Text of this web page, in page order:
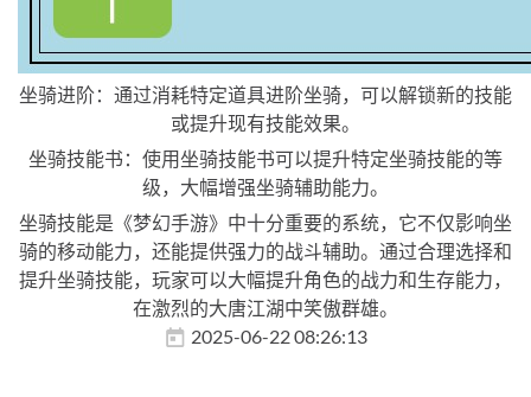
坐骑进阶：通过消耗特定道具进阶坐骑，可以解锁新的技能
或提升现有技能效果。
坐骑技能书：使用坐骑技能书可以提升特定坐骑技能的等
级，大幅增强坐骑辅助能力。
坐骑技能是《梦幻手游》中十分重要的系统，它不仅影响坐
骑的移动能力，还能提供强力的战斗辅助。通过合理选择和
提升坐骑技能，玩家可以大幅提升角色的战力和生存能力，
在激烈的大唐江湖中笑傲群雄。
2025-06-22 08:26:13